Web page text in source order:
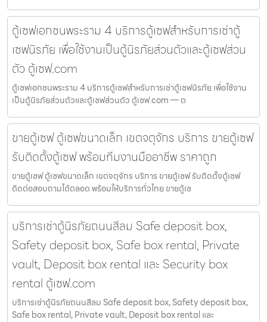
ตู้เซฟเอกชนพระราม 4 บริการตู้เซฟสำหรับการเช่าตู้
เซฟนิรภัย เพื่อใช้งานเป็นตู้นิรภัยส่วนตัวและตู้เซฟส่วน
ตัว ตู้เซฟ.com
ตู้เซฟเอกชนพระราม 4 บริการตู้เซฟสำหรับการเช่าตู้เซฟนิรภัย เพื่อใช้งาน
เป็นตู้นิรภัยส่วนตัวและตู้เซฟส่วนตัว ตู้เซฟ.com — ต
ขายตู้เซฟ ตู้เซฟขนาดเล็ก เขตจตุจักร บริการ ขายตู้เซฟ
รับติดตั้งตู้เซฟ พร้อมทีมงานมืออาชีพ ราคาถูก
ขายตู้เซฟ ตู้เซฟขนาดเล็ก เขตจตุจักร บริการ ขายตู้เซฟ รับติดตั้งตู้เซฟ
ติดต่อสอบถามได้ตลอด พร้อมให้บริการทั่วไทย ขายตู้เซ
บริการเช่าตู้นิรภัยถนนสีลม Safe deposit box,
Safety deposit box, Safe box rental, Private
vault, Deposit box rental และ Security box
rental ตู้เซฟ.com
บริการเช่าตู้นิรภัยถนนสีลม Safe deposit box, Safety deposit box,
Safe box rental, Private vault, Deposit box rental และ